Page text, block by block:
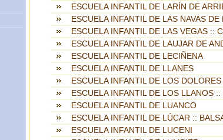
ESCUELA INFANTIL DE LARÍN DE
ESCUELA INFANTIL DE LAS NAVAS DE
ESCUELA INFANTIL DE LAS VEGAS ::
ESCUELA INFANTIL DE LAUJAR DE
ESCUELA INFANTIL DE LECIÑENA
ESCUELA INFANTIL DE LLANES
ESCUELA INFANTIL DE LOS
ESCUELA INFANTIL DE LOS LLANOS
ESCUELA INFANTIL DE LUANCO
ESCUELA INFANTIL DE LÚCAR ::
ESCUELA INFANTIL DE LUCENI